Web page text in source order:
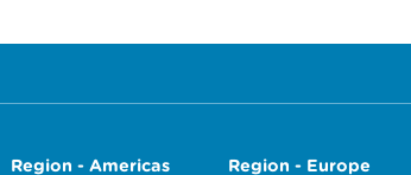
Region - Americas Region - Europe